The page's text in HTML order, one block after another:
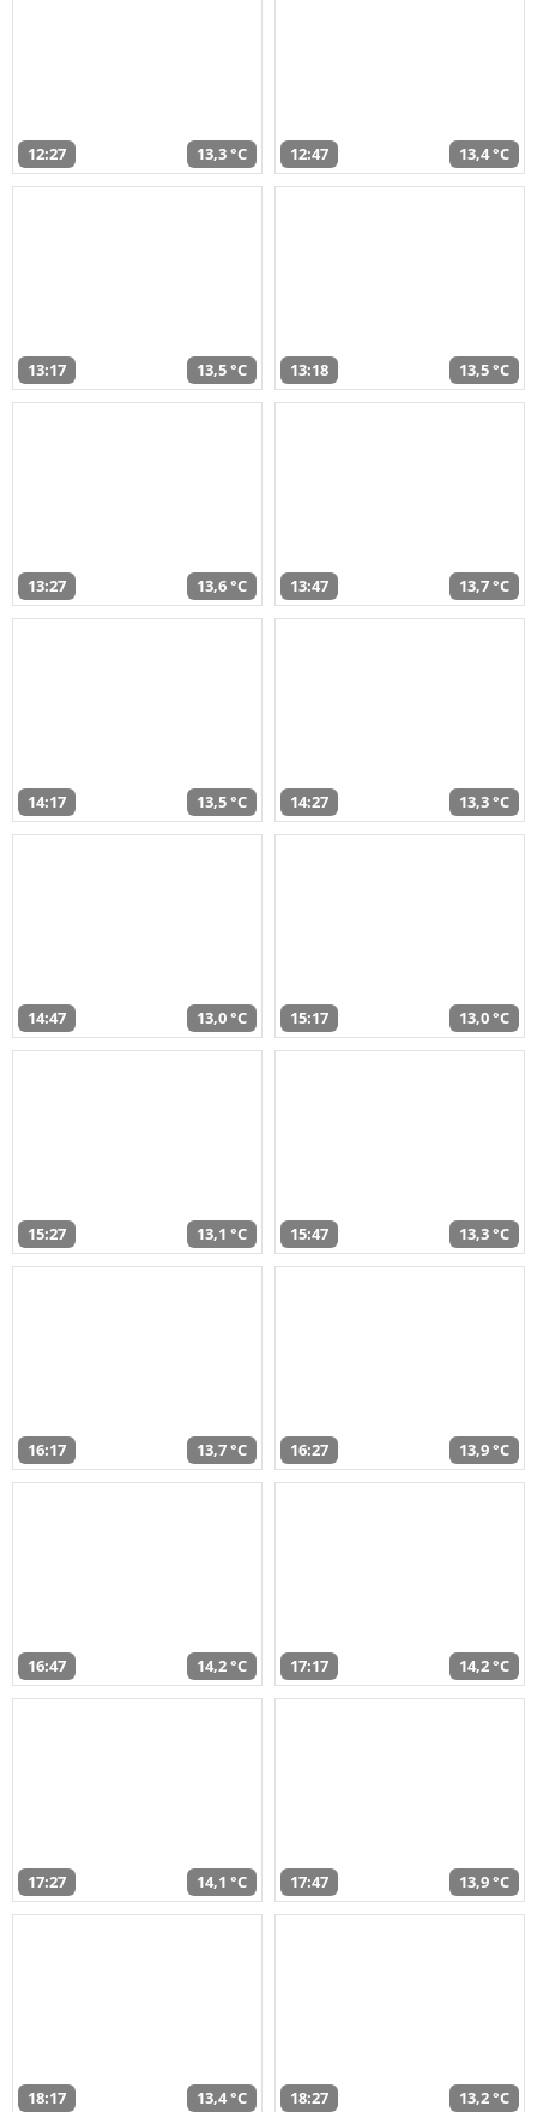
12:27 13,3 °C 12:47 13,4 °C
13:17 13,5 °C 13:18 13,5 °C
13:27 13,6 °C 13:47 13,7 °C
14:17 13,5 °C 14:27 13,3 °C
14:47 13,0 °C 15:17 13,0 °C
15:27 13,1 °C 15:47 13,3 °C
16:17 13,7 °C 16:27 13,9 °C
16:47 14,2 °C 17:17 14,2 °C
17:27 14,1 °C 17:47 13,9 °C
18:17 13,4 °C 18:27 13,2 °C